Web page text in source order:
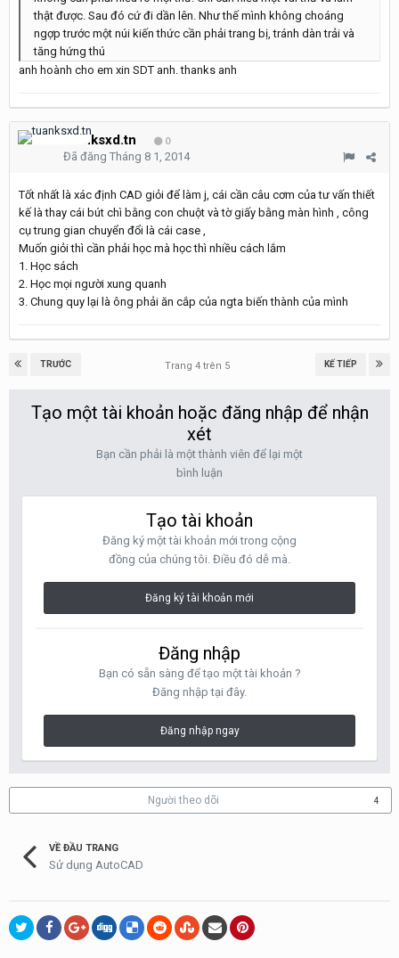
thật được. Sau đó cứ đi dần lên. Như thế mình không choáng
ngợp trước một núi kiến thức cần phải trang bị, tránh dàn trải và
tăng hứng thú
anh hoành cho em xin SDT anh. thanks anh
tuanksxd.tn 0
Đã đăng Tháng 8 1, 2014
Tốt nhất là xác định CAD giỏi để làm j, cái cần câu cơm của tư vấn thiết
kế là thay cái bút chì bằng con chuột và tờ giấy bằng màn hình , công
cụ trung gian chuyển đổi là cái case ,
Muốn giỏi thì cần phải học mà học thì nhiều cách lắm
1. Học sách
2. Học mọi người xung quanh
3. Chung quy lại là ông phải ăn cắp của ngta biến thành của mình
TRƯỚC KẾ TIẾP
Trang 4 trên 5
Tạo một tài khoản hoặc đăng nhập để nhận
xét
Bạn cần phải là một thành viên để lại một
bình luận
Tạo tài khoản
Đăng ký một tài khoản mới trong cộng
đồng của chúng tôi. Điều đó dễ mà.
Đăng ký tài khoản mới
Đăng nhập
Bạn có sẵn sàng để tạo một tài khoản ?
Đăng nhập tại đây.
Đăng nhập ngay
Người theo dõi 4
VỀ ĐẦU TRANG
Sử dụng AutoCAD